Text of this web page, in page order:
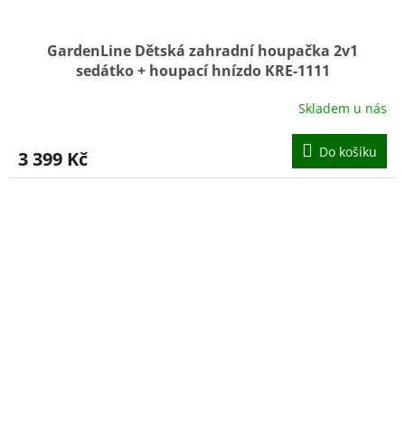
GardenLine Dětská zahradní houpačka 2v1
sedátko + houpací hnízdo KRE-1111
Skladem u nás
3 399 Kč Do košíku